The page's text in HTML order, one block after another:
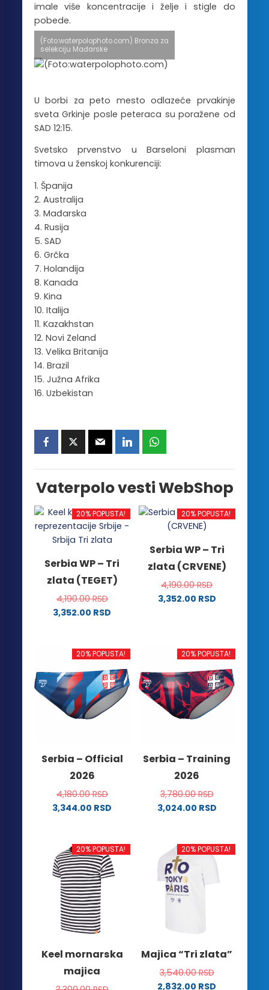
imale više koncentracije i želje i stigle do
pobede.
(Foto:waterpolophoto.com) Bronza za
selekciju Mađarske
U borbi za peto mesto odlazeće prvakinje
sveta Grkinje posle peteraca su poražene od
SAD 12:15.
Svetsko prvenstvo u Barseloni plasman
timova u ženskoj konkurenciji:
1. Španija
2. Australija
3. Mađarska
4. Rusija
5. SAD
6. Grčka
7. Holandija
8. Kanada
9. Kina
10. Italija
11. Kazakhstan
12. Novi Zeland
13. Velika Britanija
14. Brazil
15. Južna Afrika
16. Uzbekistan
Vaterpolo vesti WebShop
20% POPUSTA!
Serbia WP – Tri
zlata (TEGET)
4,190.00RSD
3,352.00 RSD
ima
varijanti.
Opcije
mogu
biti
stranici
proizvoda.
20% POPUSTA!
Serbia WP – Tri
zlata (CRVENE)
4,190.00RSD
3,352.00 RSD
više
varijanti.
Opcije
mogu
biti
izabrane
proizvoda.
20% POPUSTA!
Serbia – Official
2026
4,180.00RSD
3,344.00 RSD
ima
više
varijanti.
Opcije
mogu
biti
izabrane
stranici
proizvoda.
20% POPUSTA!
Serbia – Training
2026
3,780.00RSD
3,024.00 RSD
ima
više
varijanti.
Opcije
izabrane
stranici
proizvoda.
20% POPUSTA!
Keel mornarska
majica
20% POPUSTA!
Majica “Tri zlata”
3,540.00RSD
2,832.00 RSD